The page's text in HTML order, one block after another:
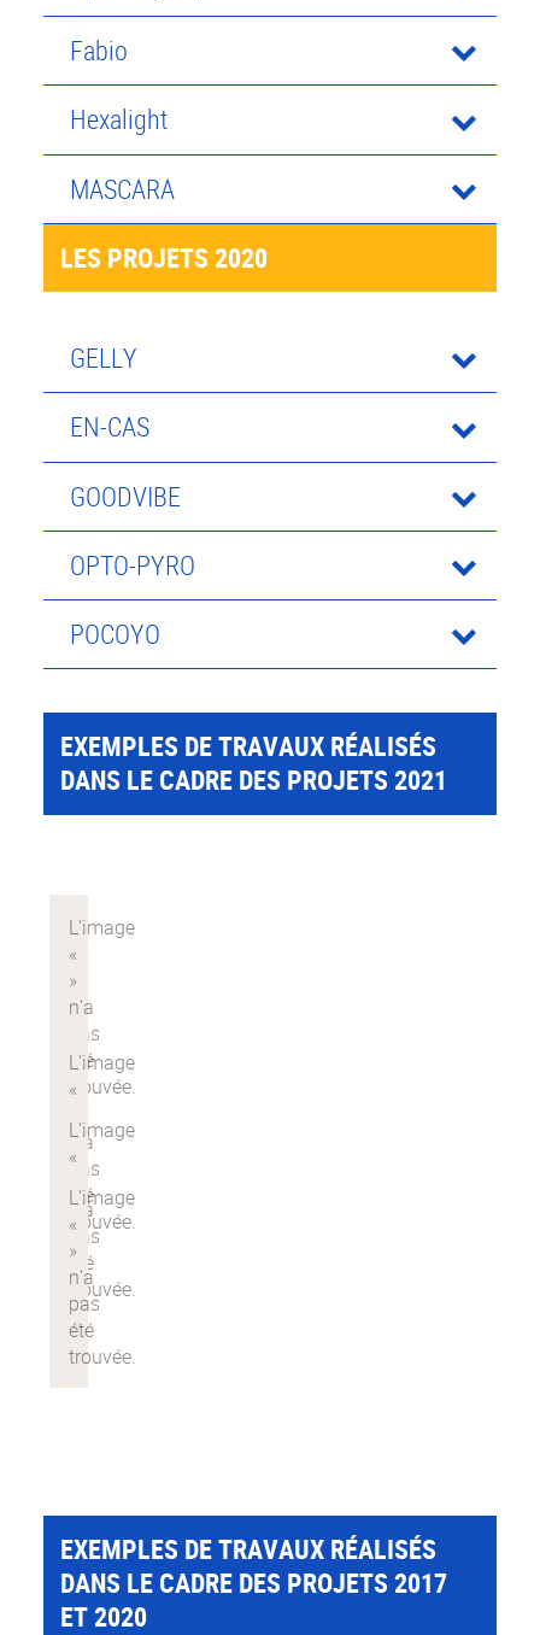
Fabio
Hexalight
MASCARA
LES PROJETS 2020
GELLY
EN-CAS
GOODVIBE
OPTO-PYRO
POCOYO
EXEMPLES DE TRAVAUX RÉALISÉS
DANS LE CADRE DES PROJETS 2021
EXEMPLES DE TRAVAUX RÉALISÉS
DANS LE CADRE DES PROJETS 2017
ET 2020